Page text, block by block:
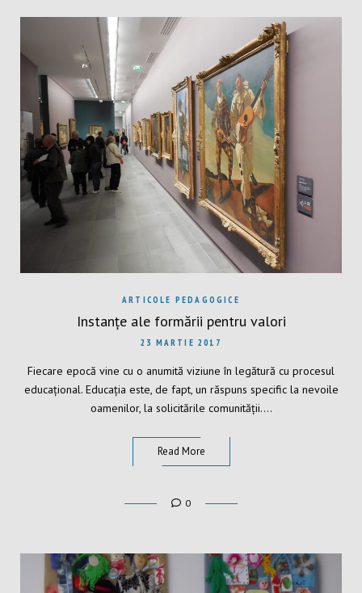
ARTICOLE PEDAGOGICE
Instanțe ale formării pentru valori
23 MARTIE 2017
Fiecare epocă vine cu o anumită viziune în legătură cu procesul
educațional. Educația este, de fapt, un răspuns specific la nevoile
oamenilor, la solicitările comunității….
Read More
0